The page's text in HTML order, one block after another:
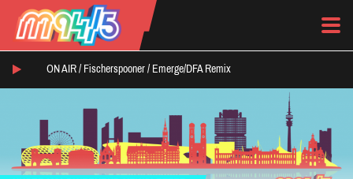
ON AIR / Fischerspooner / Emerge/DFA Remix